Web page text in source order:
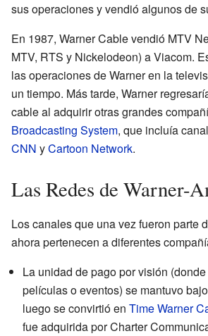
sus operaciones y vendió algunos de
En 1987, Warner Cable vendió MTV
MTV, RTS y Nickelodeon) a Viacom.
las operaciones de Warner en la
un tiempo. Más tarde, Warner
cable al adquirir otras grandes
Broadcasting System, que incluía
CNN yCartoon Network.
Las Redes de Warner-
Los canales que una vez fueron parte
ahora pertenecen a diferentes
La unidad de pago por visión
películas o eventos) se mantuvo
luego se convirtió en Time Warner
fue adquirida por Charter